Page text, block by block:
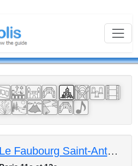
Le Faubourg Saint-Antoine